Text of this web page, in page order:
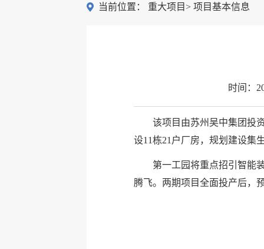
当前位置： 重大项目> 项目基本信息
时间：
该项目由苏州吴中集团投
设11栋21户厂房，规划建设集
第一工园将重点招引智能
腾飞。两期项目全面投产后，